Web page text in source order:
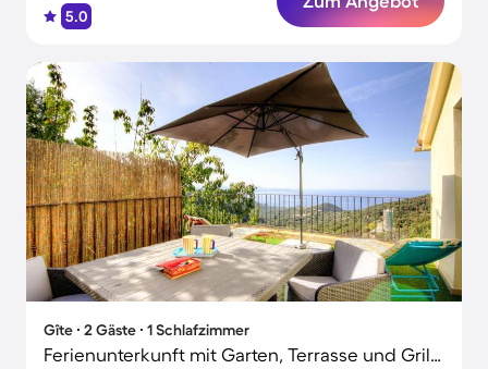
5.0
Gîte ∙ 2 Gäste ∙ 1 Schlafzimmer
Ferienunterkunft mit Garten, Terrasse und Grill | Meerblick